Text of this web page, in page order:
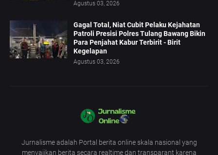
Agustus 03, 2026
Gagal Total, Niat Cubit Pelaku Kejahatan
Patroli Presisi Polres Tulang Bawang Bikin
Para Penjahat Kabur Terbirit - Birit
Kegelapan
Agustus 03, 2026
Jurnalisme adalah Portal berita online skala nasional yang
menyajikan berita secara realtime dan transparant karena